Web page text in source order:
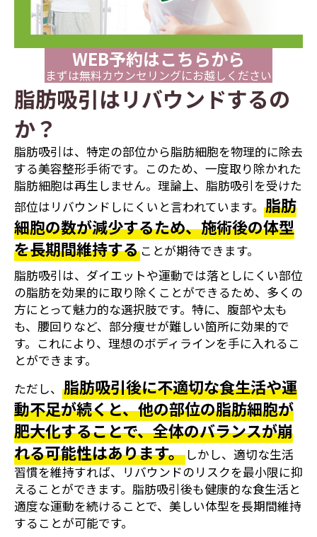
WEB予約はこちらから
まずは無料カウンセリングにお越しください
脂肪吸引はリバウンドするの
か？
脂肪吸引は、特定の部位から脂肪細胞を物理的に除去
する美容整形手術です。このため、一度取り除かれた
脂肪細胞は再生しません。理論上、脂肪吸引を受けた
部位はリバウンドしにくいと言われています。 脂肪
細胞の数が減少するため、施術後の体型
を長期間維持する ことが期待できます。
脂肪吸引は、ダイエットや運動では落としにくい部位
の脂肪を効果的に取り除くことができるため、多くの
方にとって魅力的な選択肢です。特に、腹部や太も
も、腰回りなど、部分痩せが難しい箇所に効果的で
す。これにより、理想のボディラインを手に入れるこ
とができます。
ただし、 脂肪吸引後に不適切な食生活や運
動不足が続くと、他の部位の脂肪細胞が
肥大化することで、全体のバランスが崩
れる可能性はあります。 しかし、適切な生活
習慣を維持すれば、リバウンドのリスクを最小限に抑
えることができます。脂肪吸引後も健康的な食生活と
適度な運動を続けることで、美しい体型を長期間維持
することが可能です。